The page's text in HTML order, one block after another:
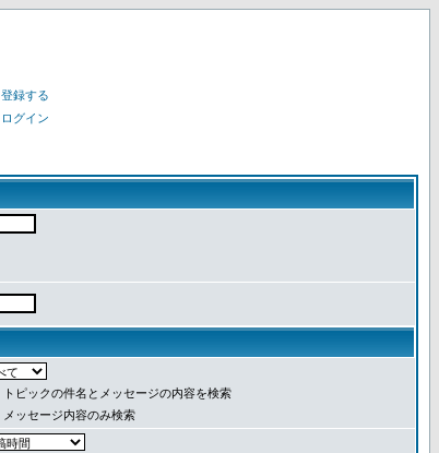
登録する
ログイン
トピックの件名とメッセージの内容を検索
メッセージ内容のみ検索